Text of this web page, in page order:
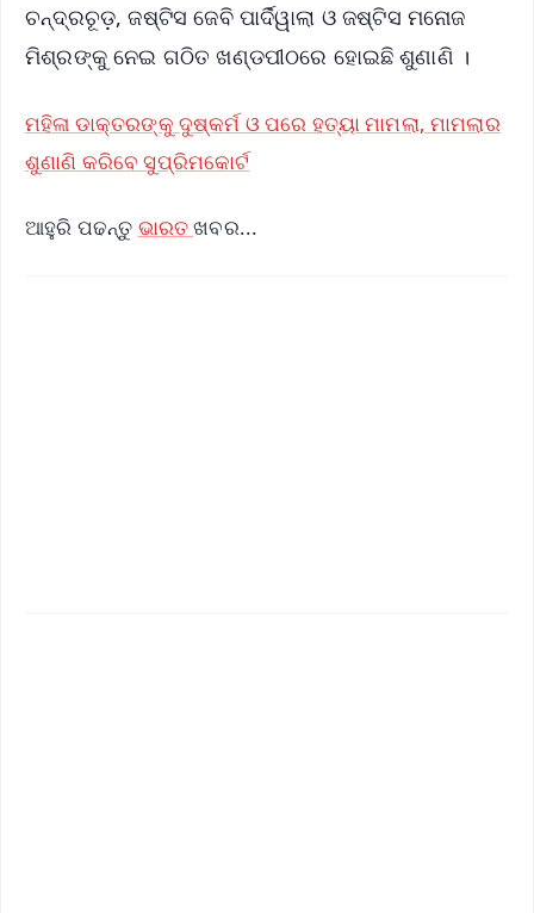
ଚନ୍ଦ୍ରଚୂଡ଼, ଜଷ୍ଟିସ ଜେବି ପାର୍ଦିୱାଲା ଓ ଜଷ୍ଟିସ ମନୋଜ
ମିଶ୍ରଙ୍କୁ ନେଇ ଗଠିତ ଖଣ୍ଡପୀଠରେ ହୋଇଛି ଶୁଣାଣି ।
ମହିଳା ଡାକ୍ତରଙ୍କୁ ଦୁଷ୍କର୍ମ ଓ ପରେ ହତ୍ୟା ମାମଲା, ମାମଲାର
ଶୁଣାଣି କରିବେ ସୁପ୍ରିମକୋର୍ଟ
ଆହୁରି ପଢନ୍ତୁ ଭାରତଖବର...